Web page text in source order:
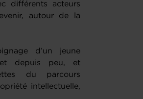
différents acteurs
autour de la
d’un jeune
depuis peu, et
du parcours
intellectuelle,